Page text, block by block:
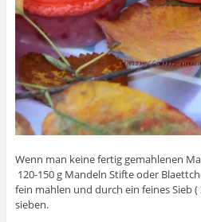
Wenn man keine fertig gemahlenen
120-150 g Mandeln Stifte oder
fein mahlen und durch ein feines Sieb (
sieben.